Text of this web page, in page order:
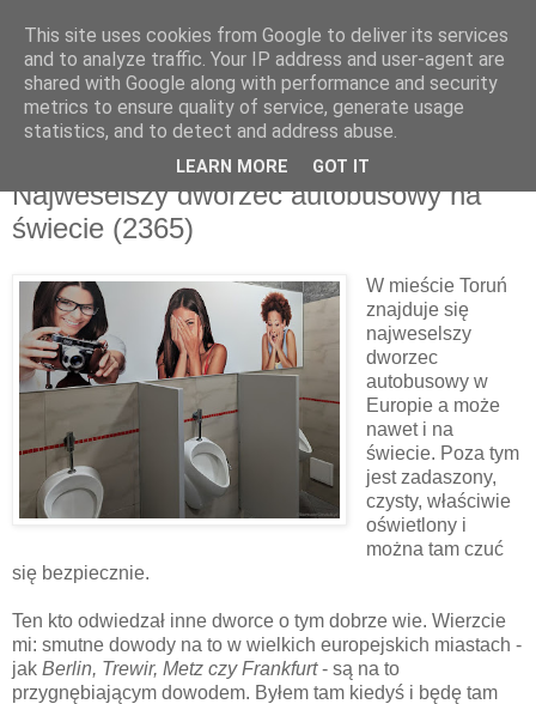
poniedziałek, 12 maja 2025
Najweselszy dworzec autobusowy na
świecie (2365)
W mieście Toruń
znajduje się
najweselszy
dworzec
autobusowy w
Europie a może
nawet i na
świecie. Poza tym
jest zadaszony,
czysty, właściwie
oświetlony i
można tam czuć
się bezpiecznie.
Ten kto odwiedzał inne dworce o tym dobrze wie. Wierzcie
mi: smutne dowody na to w wielkich europejskich miastach -
jak Berlin, Trewir, Metz czyFrankfurt- są na to
przygnębiającym dowodem. Byłem tam kiedyś i będę tam
This site uses cookies from Google to deliver its services
and to analyze traffic. Your IP address and user-agent are
shared with Google along with performance and security
metrics to ensure quality of service, generate usage
statistics, and to detect and address abuse.
LEARN MORE GOT IT